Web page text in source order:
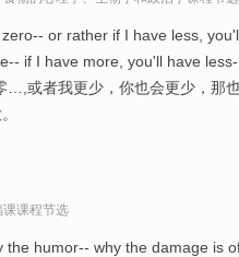
or rather if I have less,
if I have more, you'll have
…,或者我更少，你也会更少，那
课程节选
the humor-- why the damage is